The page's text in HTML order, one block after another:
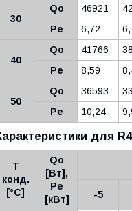
30
Qo 46921
Pe
6,72
40
Qo 41766
Pe
8,59
50
Qo 36593
Pe
10,24
для
Т
конд.
[°C]
Qo
[Вт],
Pe
[кВт]
-5